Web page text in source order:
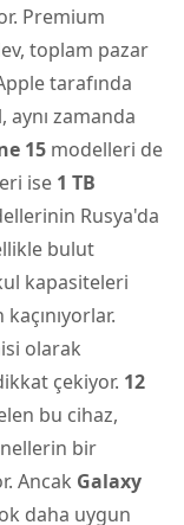
Premium
toplam pazar
tarafında
aynı zamanda
15 modelleri de
ise 1 TB
Rusya'da
bulut
kapasiteleri
olarak
çekiyor. 12
bu cihaz,
bir
Ancak Galaxy
daha uygun